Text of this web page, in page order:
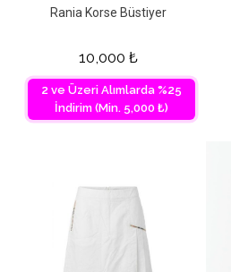
Rania Korse Büstiyer
10,000 ₺
2 ve Üzeri Alımlarda %25
İndirim (Min. 5,000 ₺)